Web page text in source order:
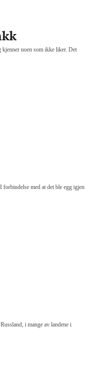
kjenner noen som ikke liker. Det
forbindelse med at det ble egg igjen
i mange av landene i